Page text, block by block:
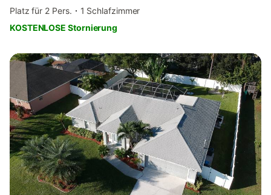
Platz für 2 Pers.
1 Schlafzimmer
KOSTENLOSE Stornierung